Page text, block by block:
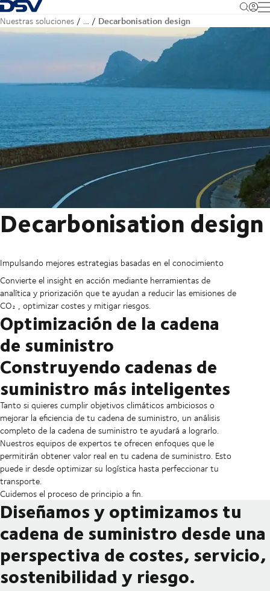
Volver a la página de inicio
Nuestras soluciones … Decarbonisation design
Decarbonisation design
Impulsando mejores estrategias basadas en el conocimiento
Convierte el insight en acción mediante herramientas de
analítica y priorización que te ayudan a reducir las emisiones de
CO₂ , optimizar costes y mitigar riesgos.
Optimización de la cadena
de suministro
Construyendo cadenas de
suministro más inteligentes
Tanto si quieres cumplir objetivos climáticos ambiciosos o
mejorar la eficiencia de tu cadena de suministro, un análisis
completo de la cadena de suministro te ayudará a lograrlo.
Nuestros equipos de expertos te ofrecen enfoques que le
permitirán obtener valor real en tu cadena de suministro. Esto
puede ir desde optimizar su logística hasta perfeccionar tu
transporte.
Cuidemos el proceso de principio a fin.
Diseñamos y optimizamos tu
cadena de suministro desde una
perspectiva de costes, servicio,
sostenibilidad y riesgo.